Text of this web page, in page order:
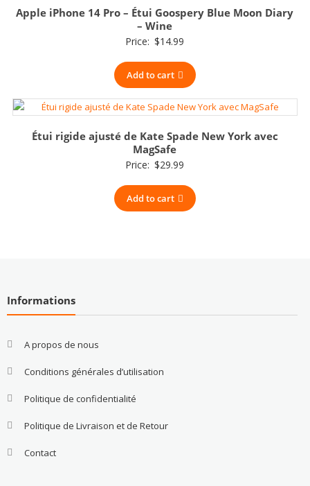
Apple iPhone 14 Pro – Étui Goospery Blue Moon Diary
– Wine
Price: $14.99
Add to cart
Étui rigide ajusté de Kate Spade New York avec
MagSafe
Price: $29.99
Add to cart
Informations
A propos de nous
Conditions générales d’utilisation
Politique de confidentialité
Politique de Livraison et de Retour
Contact